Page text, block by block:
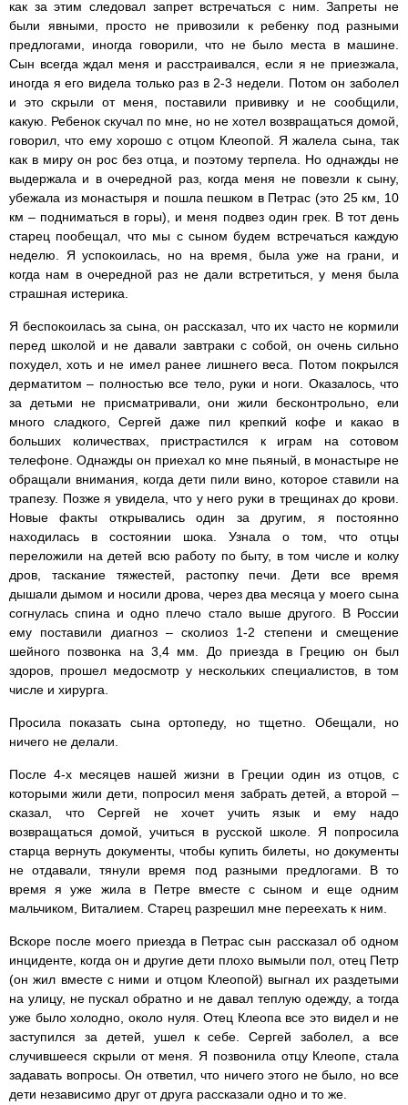
как за этим следовал запрет встречаться с ним. Запреты не
были явными, просто не привозили к ребенку под разными
предлогами, иногда говорили, что не было места в машине.
Сын всегда ждал меня и расстраивался, если я не приезжала,
иногда я его видела только раз в 2-3 недели. Потом он заболел
и это скрыли от меня, поставили прививку и не сообщили,
какую. Ребенок скучал по мне, но не хотел возвращаться домой,
говорил, что ему хорошо с отцом Клеопой. Я жалела сына, так
как в миру он рос без отца, и поэтому терпела. Но однажды не
выдержала и в очередной раз, когда меня не повезли к сыну,
убежала из монастыря и пошла пешком в Петрас (это 25 км, 10
км – подниматься в горы), и меня подвез один грек. В тот день
старец пообещал, что мы с сыном будем встречаться каждую
неделю. Я успокоилась, но на время, была уже на грани, и
когда нам в очередной раз не дали встретиться, у меня была
страшная истерика.
Я беспокоилась за сына, он рассказал, что их часто не кормили
перед школой и не давали завтраки с собой, он очень сильно
похудел, хоть и не имел ранее лишнего веса. Потом покрылся
дерматитом – полностью все тело, руки и ноги. Оказалось, что
за детьми не присматривали, они жили бесконтрольно, ели
много сладкого, Сергей даже пил крепкий кофе и какао в
больших количествах, пристрастился к играм на сотовом
телефоне. Однажды он приехал ко мне пьяный, в монастыре не
обращали внимания, когда дети пили вино, которое ставили на
трапезу. Позже я увидела, что у него руки в трещинах до крови.
Новые факты открывались один за другим, я постоянно
находилась в состоянии шока. Узнала о том, что отцы
переложили на детей всю работу по быту, в том числе и колку
дров, таскание тяжестей, растопку печи. Дети все время
дышали дымом и носили дрова, через два месяца у моего сына
согнулась спина и одно плечо стало выше другого. В России
ему поставили диагноз – сколиоз 1-2 степени и смещение
шейного позвонка на 3,4 мм. До приезда в Грецию он был
здоров, прошел медосмотр у нескольких специалистов, в том
числе и хирурга.
Просила показать сына ортопеду, но тщетно. Обещали, но
ничего не делали.
После 4-х месяцев нашей жизни в Греции один из отцов, с
которыми жили дети, попросил меня забрать детей, а второй –
сказал, что Сергей не хочет учить язык и ему надо
возвращаться домой, учиться в русской школе. Я попросила
старца вернуть документы, чтобы купить билеты, но документы
не отдавали, тянули время под разными предлогами. В то
время я уже жила в Петре вместе с сыном и еще одним
мальчиком, Виталием. Старец разрешил мне переехать к ним.
Вскоре после моего приезда в Петрас сын рассказал об одном
инциденте, когда он и другие дети плохо вымыли пол, отец Петр
(он жил вместе с ними и отцом Клеопой) выгнал их раздетыми
на улицу, не пускал обратно и не давал теплую одежду, а тогда
уже было холодно, около нуля. Отец Клеопа все это видел и не
заступился за детей, ушел к себе. Сергей заболел, а все
случившееся скрыли от меня. Я позвонила отцу Клеопе, стала
задавать вопросы. Он ответил, что ничего этого не было, но все
дети независимо друг от друга рассказали одно и то же.